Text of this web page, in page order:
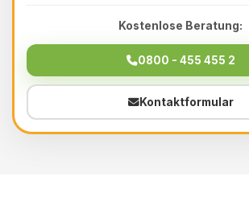
Kostenlose Beratung:
0800 - 455 455 2
Kontaktformular